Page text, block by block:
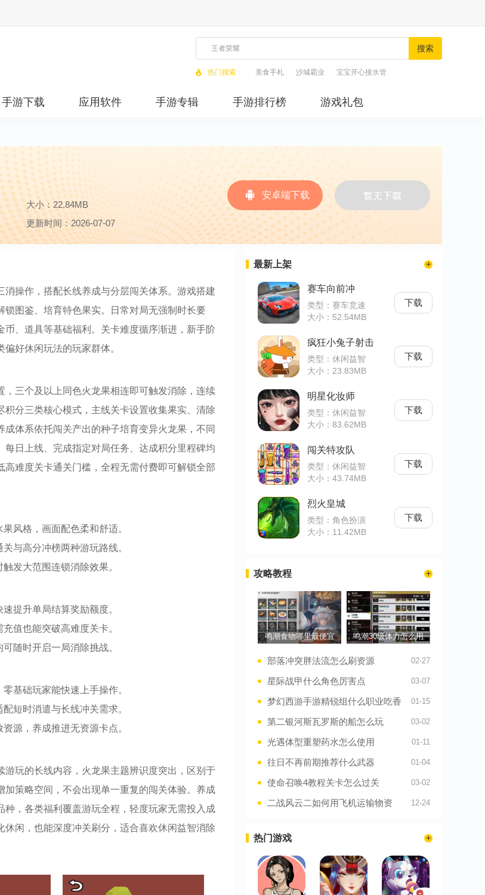
搜索
热门搜索： 美食手札 沙城霸业 宝宝开心接水管
手游下载 应用软件 手游专辑 手游排行榜 游戏礼包
大小：22.84MB
更新时间：2026-07-07
安卓端下载
操作，搭配长线养成与分层闯关体系。游戏搭建
图鉴、培育特色果实。日常对局无强制时长要
、道具等基础福利。关卡难度循序渐进，新手阶
好休闲玩法的玩家群体。
三个及以上同色火龙果相连即可触发消除，连续
分三类核心模式，主线关卡设置收集果实、清除
体系依托闯关产出的种子培育变异火龙果，不同
日上线、完成指定对局任务、达成积分里程碑均
难度关卡通关门槛，全程无需付费即可解锁全部
风格，画面配色柔和舒适。
与高分冲榜两种游玩路线。
发大范围连锁消除效果。
提升单局结算奖励额度。
值也能突破高难度关卡。
随时开启一局消除挑战。
基础玩家能快速上手操作。
短时消遣与长线冲关需求。
源，养成推进无资源卡点。
玩的长线内容，火龙果主题辨识度突出，区别于
策略空间，不会出现单一重复的闯关体验。养成
，各类福利覆盖游玩全程，轻度玩家无需投入成
闲，也能深度冲关刷分，适合喜欢休闲益智消除
最新上架
赛车向前冲
类型：赛车竞速
大小：52.54MB
下载
疯狂小兔子射击
类型：休闲益智
大小：23.83MB
下载
明星化妆师
类型：休闲益智
大小：83.62MB
下载
闯关特攻队
类型：休闲益智
大小：43.74MB
下载
烈火皇城
类型：角色扮演
大小：11.42MB
下载
攻略教程
鸣潮食物哪里最便宜 鸣潮30级体力怎么用
部落冲突胖法流怎么刷资源 02-27
星际战甲什么角色厉害点 03-07
梦幻西游手游精锐组什么职业吃香 01-15
第二银河斯瓦罗斯的船怎么玩 03-02
光遇体型重塑药水怎么使用 01-11
往日不再前期推荐什么武器 01-04
使命召唤4教程关卡怎么过关 03-02
二战风云二如何用飞机运输物资 12-24
热门游戏